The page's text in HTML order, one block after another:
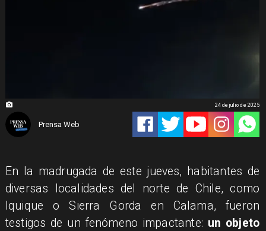
Prensa Web
24 de julio de 2025
En la madrugada de este jueves, habitantes de
diversas localidades del norte de Chile, como
Iquique o Sierra Gorda en Calama, fueron
testigos de un fenómeno impactante: un objeto